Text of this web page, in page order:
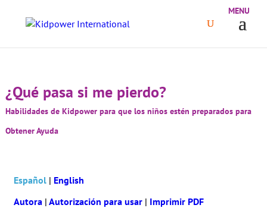
¿Qué pasa si me pierdo?
Habilidades de Kidpower para que los niños estén preparados para
Obtener Ayuda
Español| English
Autora| Autorización para usar| Imprimir PDF